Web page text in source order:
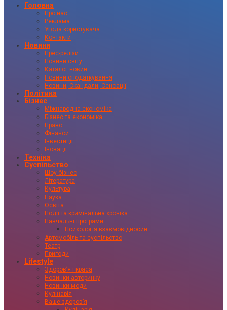
Головна
Про нас
Реклама
Угода користувача
Контакти
Новини
Прес-релізи
Новини світу
Каталог новин
Новини оподаткування
Новини, Скандали, Сенсації
Політика
Бізнес
Міжнародна економіка
Бізнес та економіка
Право
Фінанси
Інвестиції
Іновації
Техніка
Суспільство
Шоу-бізнес
Література
Культура
Наука
Освіта
Події та кримінальна хроніка
Навчальні програми
Психологія взаємовідносин
Автомобіль та суспільство
Театр
Пригоди
Lifestyle
Здоровʼя і краса
Новинки авторинку
Новинки моди
Кулінарія
Ваше здоровʼя